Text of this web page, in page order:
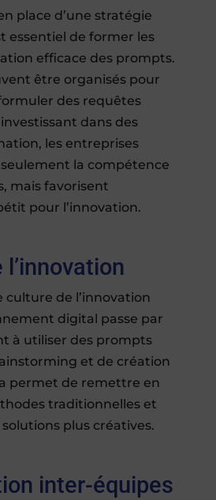
place d’une stratégie
essentiel de former les
efficace des prompts.
être organisés pour
des requêtes
dans des
les entreprises
la compétence
mais favorisent
pour l’innovation.
culture de l’innovation
digital passe par
à utiliser des prompts
et de création
permet de remettre en
traditionnelles et
solutions plus créatives.
inter-équipes